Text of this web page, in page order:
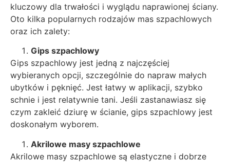
kluczowy dla trwałości i wyglądu naprawionej ściany.
Oto kilka popularnych rodzajów mas szpachlowych
oraz ich zalety:
Gips szpachlowy
Gips szpachlowy jest jedną z najczęściej
wybieranych opcji, szczególnie do napraw małych
ubytków i pęknięć. Jest łatwy w aplikacji, szybko
schnie i jest relatywnie tani. Jeśli zastanawiasz się
czym zakleić dziurę w ścianie, gips szpachlowy jest
doskonałym wyborem.
Akrilowe masy szpachlowe
Akrilowe masy szpachlowe są elastyczne i dobrze